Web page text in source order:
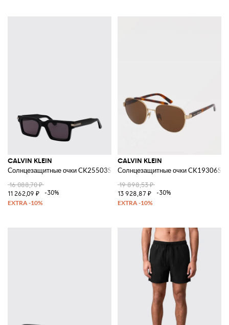
CALVIN KLEIN
Солнцезащитные очки CK25503S из ацетата Jeans
16 088,70 ₽
11 262,09 ₽
-30%
CALVIN KLEIN
Солнцезащитные очки CK19306S
19 898,53 ₽
13 928,87 ₽
-30%